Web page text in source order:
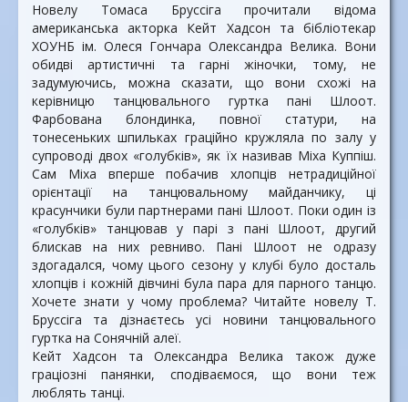
Новелу Томаса Бруссіга прочитали відома
американська акторка Кейт Хадсон та бібліотекар
ХОУНБ ім. Олеся Гончара Олександра Велика. Вони
обидві артистичні та гарні жіночки, тому, не
задумуючись, можна сказати, що вони схожі на
керівницю танцювального гуртка пані Шлоот.
Фарбована блондинка, повної статури, на
тонесеньких шпильках граційно кружляла по залу у
супроводі двох «голубків», як їх називав Міха Куппіш.
Сам Міха вперше побачив хлопців нетрадиційної
орієнтації на танцювальному майданчику, ці
красунчики були партнерами пані Шлоот. Поки один із
«голубків» танцював у парі з пані Шлоот, другий
блискав на них ревниво. Пані Шлоот не одразу
здогадался, чому цього сезону у клубі було досталь
хлопців і кожній дівчині була пара для парного танцю.
Хочете знати у чому проблема? Читайте новелу Т.
Бруссіга та дізнаєтесь усі новини танцювального
гуртка на Сонячній алеї.
Кейт Хадсон та Олександра Велика також дуже
граціозні панянки, сподіваємося, що вони теж
люблять танці.